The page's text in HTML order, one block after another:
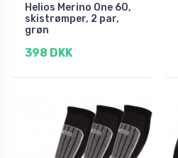
Helios Merino One 60,
skistrømper, 2 par,
grøn
398 DKK